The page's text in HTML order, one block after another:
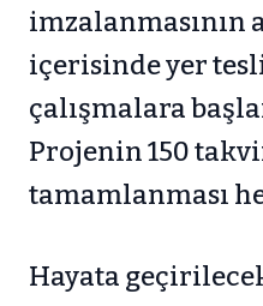
imzalanmasının
içerisinde yer
çalışmalara
Projenin 150
tamamlanması
Hayata